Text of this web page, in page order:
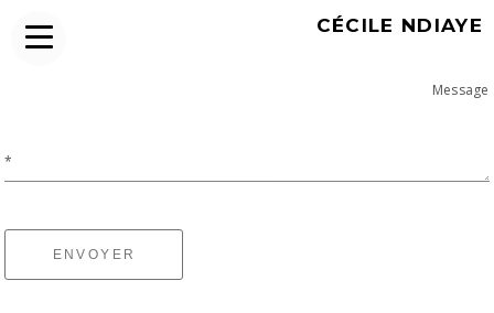
CÉCILE NDIAYE
Message
*
ENVOYER